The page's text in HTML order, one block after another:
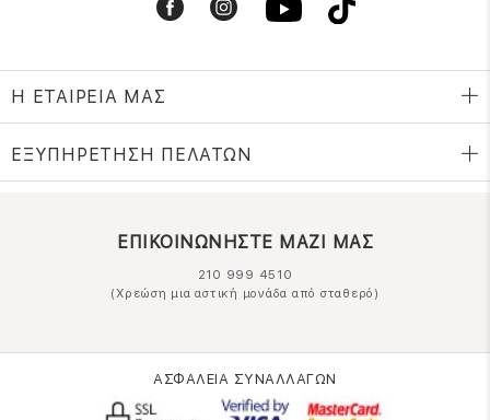
Η ΕΤΑΙΡΕΙΑ ΜΑΣ
ΕΞΥΠΗΡΕΤΗΣΗ ΠΕΛΑΤΩΝ
ΕΠΙΚΟΙΝΩΝΗΣΤΕ ΜΑΖΙ ΜΑΣ
210 999 4510
(Χρεώση μια αστική μονάδα από σταθερό)
ΑΣΦΑΛΕΙΑ ΣΥΝΑΛΛΑΓΩΝ